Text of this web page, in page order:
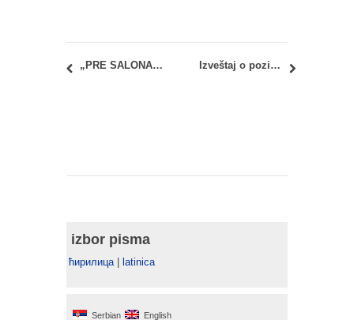
„PRE SALONA“ 45. Salon arhitekture Izveštaj o pozitivnoj reakreditaciji RIBA programa na Univerzitetu u Beogradu – Arhitektonskom fakultetu
izbor pisma
ћирилица | latinica
Serbian English